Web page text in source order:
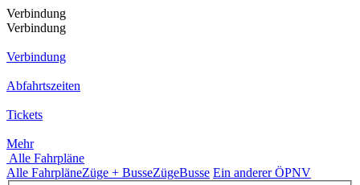
Verbindung
Verbindung
Verbindung
Abfahrtszeiten
Tickets
Mehr
Alle Fahrpläne
Alle FahrpläneZüge + BusseZügeBusse Ein anderer ÖPNV